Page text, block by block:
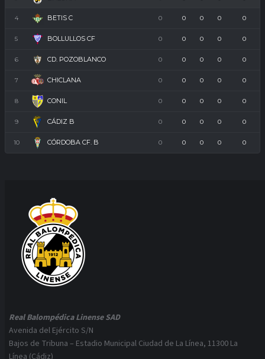
4 BETIS C 0 0 0 0 0
5 BOLLULLOS CF 0 0 0 0 0
6 CD. POZOBLANCO 0 0 0 0 0
7 CHICLANA 0 0 0 0 0
8 CONIL 0 0 0 0 0
9 CÁDIZ B 0 0 0 0 0
10 CÓRDOBA CF. B 0 0 0 0 0
Real Balompédica Linense SAD
Avenida del Ejército S/N
Bajos de Tribuna – Estadio Municipal Ciudad de La Línea, 11300 La
Línea (Cádiz)